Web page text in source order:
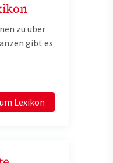
zu über
gibt es
Lexikon